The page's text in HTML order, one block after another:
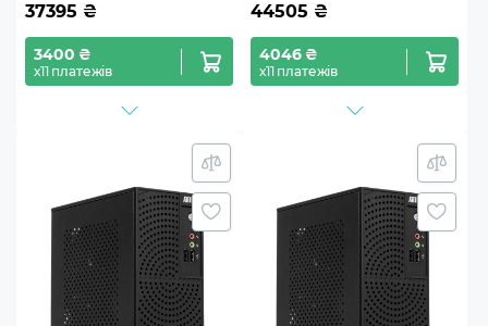
37395 ₴
3400 ₴
х11 платежів
44505 ₴
4046 ₴
х11 платежів